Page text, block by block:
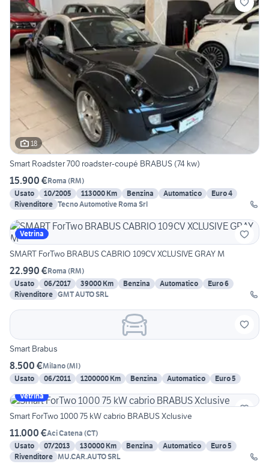
18
Smart Roadster 700 roadster-coupé BRABUS (74 kw)
15.900 €Roma (RM)
Usato
10/2005 113000 Km Benzina Automatico
Euro 4
Rivenditore Tecno Automotive Roma Srl
Vetrina
SMART ForTwo BRABUS CABRIO 109CV XCLUSIVE GRAY M
22.990 €Roma (RM)
Usato
06/2017 39000 Km Benzina Automatico
Euro 6
Rivenditore GMT AUTO SRL
Smart Brabus
8.500 €Milano(MI)
Usato
06/2011 1200000 Km Benzina Automatico
Euro 5
Vetrina
Smart ForTwo 1000 75 kW cabrio BRABUS Xclusive
11.000 €Aci Catena (CT)
Usato
07/2013 130000 Km Benzina Automatico
Euro 5
Rivenditore MU.CAR.AUTO SRL